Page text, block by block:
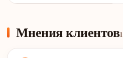
Мнения клиентов1